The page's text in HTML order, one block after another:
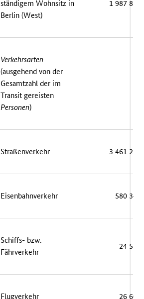
ständigem Wohnsitz in
Berlin (West)
1 987 833
Verkehrsarten
(ausgehend von der
Gesamtzahl der im
Transit gereisten
Personen)
Straßenverkehr 3 461 212
Eisenbahnverkehr 580 347
Schiffs- bzw.
Fährverkehr
24 556
Flugverkehr 26 603